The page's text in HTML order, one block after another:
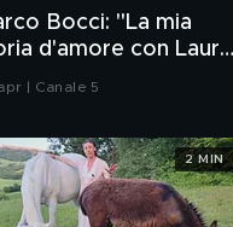
Bocci: "La mia
d'amore con Laura
| Canale 5
2 MIN